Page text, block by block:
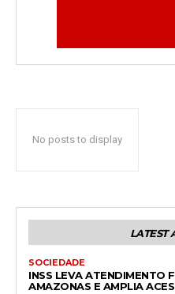
No posts to display
LATEST
SOCIEDADE
INSS LEVA ATENDIMENTO
AMAZONAS E AMPLIA